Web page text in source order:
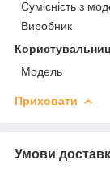
Сумісність з
Виробник
Модель
Приховати
Умови